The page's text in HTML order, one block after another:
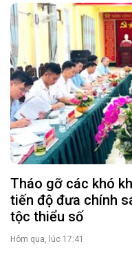
Tháo gỡ các khó
tiến độ đưa chính
tộc thiểu số
Hôm qua, lúc 17:41